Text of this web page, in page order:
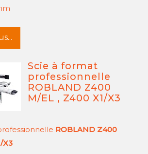
Scie à format
professionnelle
ROBLAND Z400
M/EL , Z400 X1/X3
ROBLAND Z400
X3